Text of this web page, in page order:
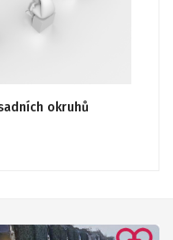
okruhů